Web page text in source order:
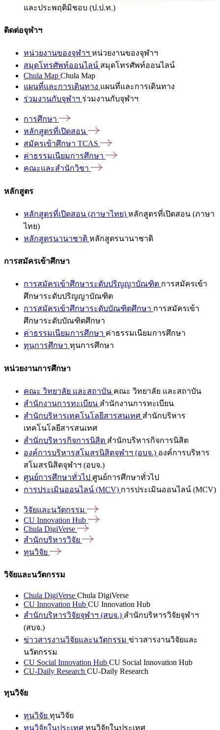
และประพฤติมิชอบ (ป.ป.ท.)
ติดต่อจุฬาฯ
หน่วยงานของจุฬาฯ หน่วยงานของจุฬาฯ
สมุดโทรศัพท์ออนไลน์ สมุดโทรศัพท์ออนไลน์
Chula Map Chula Map
แผนที่และการเดินทาง แผนที่และการเดินทาง
ร่วมงานกับจุฬาฯ ร่วมงานกับจุฬาฯ
การศึกษา
หลักสูตรที่เปิดสอน
สมัครเข้าศึกษา TCAS
ค่าธรรมเนียมการศึกษา
คณะและสำนักวิชา
หลักสูตร
หลักสูตรที่เปิดสอน (ภาษาไทย) หลักสูตรที่เปิดสอน (ภาษา
ไทย)
หลักสูตรนานาชาติ หลักสูตรนานาชาติ
การสมัครเข้าศึกษา
การสมัครเข้าศึกษาระดับปริญญาบัณฑิต การสมัครเข้า
ศึกษาระดับปริญญาบัณฑิต
การสมัครเข้าศึกษาระดับบัณฑิตศึกษา การสมัครเข้า
ศึกษาระดับบัณฑิตศึกษา
ค่าธรรมเนียมการศึกษา ค่าธรรมเนียมการศึกษา
ทุนการศึกษา ทุนการศึกษา
หน่วยงานการศึกษา
คณะ วิทยาลัย และสถาบัน คณะ วิทยาลัย และสถาบัน
สำนักงานการทะเบียน สำนักงานการทะเบียน
สำนักบริหารเทคโนโลยีสารสนเทศ สำนักบริหาร
เทคโนโลยีสารสนเทศ
สำนักบริหารกิจการนิสิต สำนักบริหารกิจการนิสิต
องค์การบริหารสโมสรนิสิตจุฬาฯ (อบจ.) องค์การบริหาร
สโมสรนิสิตจุฬาฯ (อบจ.)
ศูนย์การศึกษาทั่วไป ศูนย์การศึกษาทั่วไป
การประเมินออนไลน์ (MCV) การประเมินออนไลน์ (MCV)
วิจัยและนวัตกรรม
CU Innovation Hub
Chula DigiVerse
สำนักบริหารวิจัย
ทุนวิจัย
วิจัยและนวัตกรรม
Chula DigiVerse Chula DigiVerse
CU Innovation Hub CU Innovation Hub
สำนักบริหารวิจัยจุฬาฯ (สบจ.) สำนักบริหารวิจัยจุฬาฯ
(สบจ.)
ข่าวสารงานวิจัยและนวัตกรรม ข่าวสารงานวิจัยและ
นวัตกรรม
CU Social Innovation Hub CU Social Innovation Hub
CU-Daily Research CU-Daily Research
ทุนวิจัย
ทุนวิจัย ทุนวิจัย
ทุนวิจัยในประเทศ ทุนวิจัยในประเทศ